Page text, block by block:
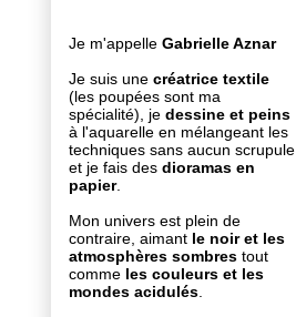
Je m'appelle Gabrielle Aznar
Je suis une créatrice textile
(les poupées sont ma
spécialité), je dessine et peins
à l'aquarelle en mélangeant les
techniques sans aucun scrupule
et je fais des dioramas en
papier.
Mon univers est plein de
contraire, aimant le noir et les
atmosphères sombres tout
comme les couleurs et les
mondes acidulés